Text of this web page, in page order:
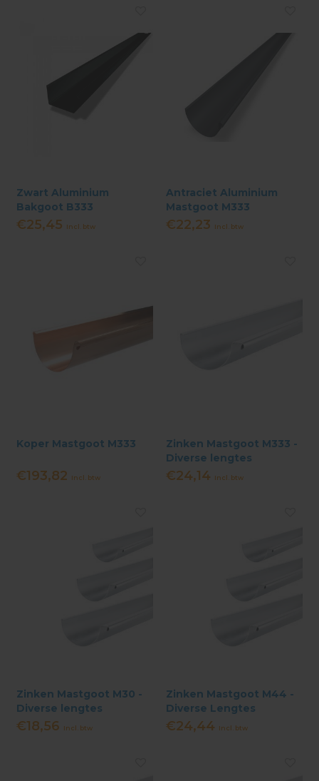
Zwart Aluminium
Bakgoot B333
€25,45 Incl. btw
Antraciet Aluminium
Mastgoot M333
€22,23 Incl. btw
Koper Mastgoot M333
€193,82 Incl. btw
Zinken Mastgoot M333 -
Diverse lengtes
€24,14 Incl. btw
Zinken Mastgoot M30 -
Diverse lengtes
€18,56 Incl. btw
Zinken Mastgoot M44 -
Diverse Lengtes
€24,44 Incl. btw